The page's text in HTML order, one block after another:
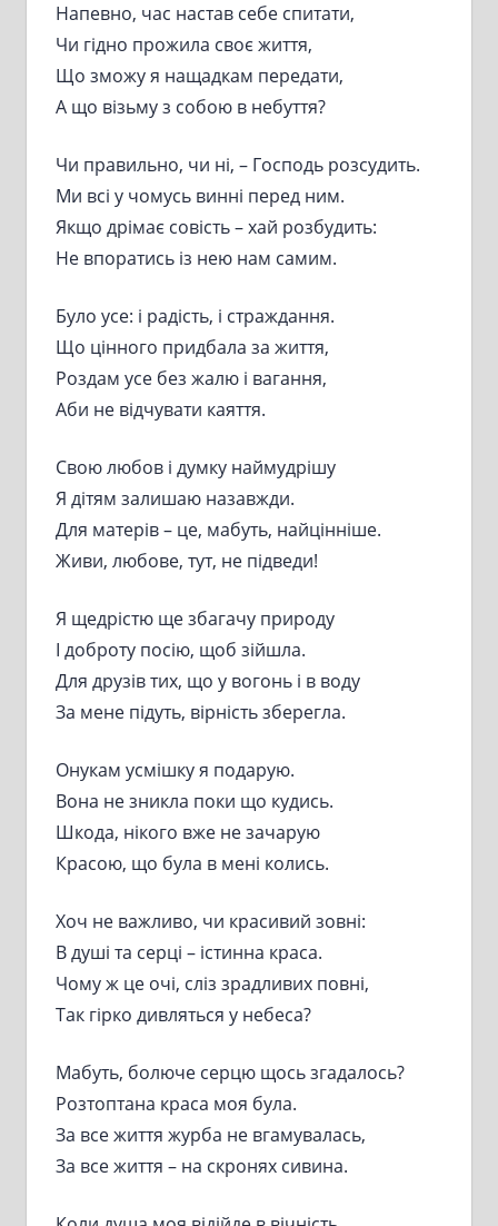
Напевно, час настав себе спитати,
Чи гідно прожила своє життя,
Що зможу я нащадкам передати,
А що візьму з собою в небуття?
Чи правильно, чи ні, – Господь розсудить.
Ми всі у чомусь винні перед ним.
Якщо дрімає совість – хай розбудить:
Не впоратись із нею нам самим.
Було усе: і радість, і страждання.
Що цінного придбала за життя,
Роздам усе без жалю і вагання,
Аби не відчувати каяття.
Свою любов і думку наймудрішу
Я дітям залишаю назавжди.
Для матерів – це, мабуть, найцінніше.
Живи, любове, тут, не підведи!
Я щедрістю ще збагачу природу
І доброту посію, щоб зійшла.
Для друзів тих, що у вогонь і в воду
За мене підуть, вірність зберегла.
Онукам усмішку я подарую.
Вона не зникла поки що кудись.
Шкода, нікого вже не зачарую
Красою, що була в мені колись.
Хоч не важливо, чи красивий зовні:
В душі та серці – істинна краса.
Чому ж це очі, сліз зрадливих повні,
Так гірко дивляться у небеса?
Мабуть, болюче серцю щось згадалось?
Розтоптана краса моя була.
За все життя журба не вгамувалась,
За все життя – на скронях сивина.